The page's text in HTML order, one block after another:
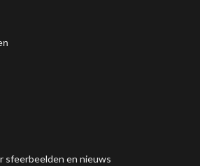
sfeerbeelden en nieuws